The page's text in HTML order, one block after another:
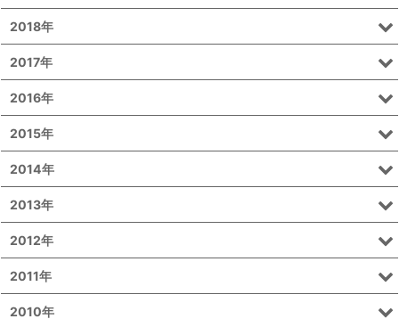
2018年
2017年
2016年
2015年
2014年
2013年
2012年
2011年
2010年